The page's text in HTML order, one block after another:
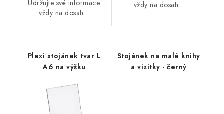
Udržujte své informace
vždy na dosah...
vždy na dosah...
Plexi stojánek tvar L
A6 na výšku
Stojánek na malé knihy
a vizitky - černý